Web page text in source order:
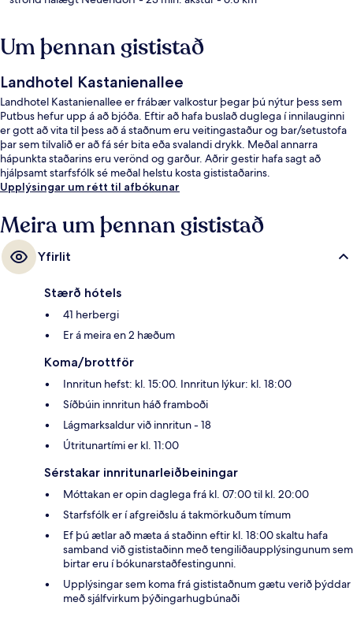
Um þennan gististað
Landhotel Kastanienallee
Landhotel Kastanienallee er frábær valkostur þegar þú nýtur þess sem
Putbus hefur upp á að bjóða. Eftir að hafa buslað duglega í innilauginni
er gott að vita til þess að á staðnum eru veitingastaður og bar/setustofa
þar sem tilvalið er að fá sér bita eða svalandi drykk. Meðal annarra
hápunkta staðarins eru verönd og garður. Aðrir gestir hafa sagt að
hjálpsamt starfsfólk sé meðal helstu kosta gististaðarins.
Upplýsingar um rétt til afbókunar
Meira um þennan gististað
Yfirlit
Stærð hótels
41 herbergi
Er á meira en 2 hæðum
Koma/brottför
Innritun hefst: kl. 15:00. Innritun lýkur: kl. 18:00
Síðbúin innritun háð framboði
Lágmarksaldur við innritun - 18
Útritunartími er kl. 11:00
Sérstakar innritunarleiðbeiningar
Móttakan er opin daglega frá kl. 07:00 til kl. 20:00
Starfsfólk er í afgreiðslu á takmörkuðum tímum
Ef þú ætlar að mæta á staðinn eftir kl. 18:00 skaltu hafa
samband við gististaðinn með tengiliðaupplýsingunum sem
birtar eru í bókunarstaðfestingunni.
Upplýsingar sem koma frá gististaðnum gætu verið þýddar
með sjálfvirkum þýðingarhugbúnaði